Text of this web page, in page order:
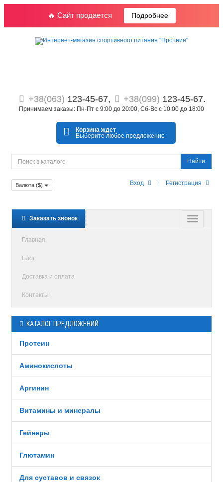
🔥 Сайт продается Подробнее
+38(063) 123-45-67, +38(099) 123-45-67.
Принимаем заказы: Пн-Пт с 9:00 до 20:00, Сб-Вс с 10:00 до 18:00
Корзина ждет
Выберите любое предложение
Найти
Вход Регистрация
Валюта ($)
Заказать звонок
Главная
Блог
Доставка и оплата
Контакты
КАТАЛОГ ПРЕДЛОЖЕНИЙ
Протеин
Аминокислоты
Аргинин
Витамины и минералы
Гейнеры
Глютамин
Для суставов и связок